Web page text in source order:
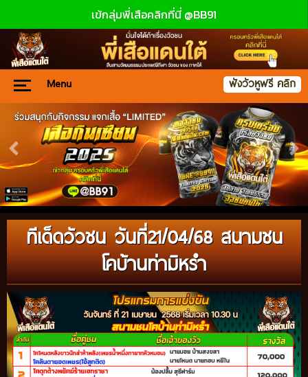
เข้กลุ่มพี่เสือคลิกที่นี่ @BB91
Menu ฟังวัวหูฟรี คลิก
ทีเด็ดวัวชน วันที่21/04/68 สนามชน
โคบ้านท่ามิหรำ